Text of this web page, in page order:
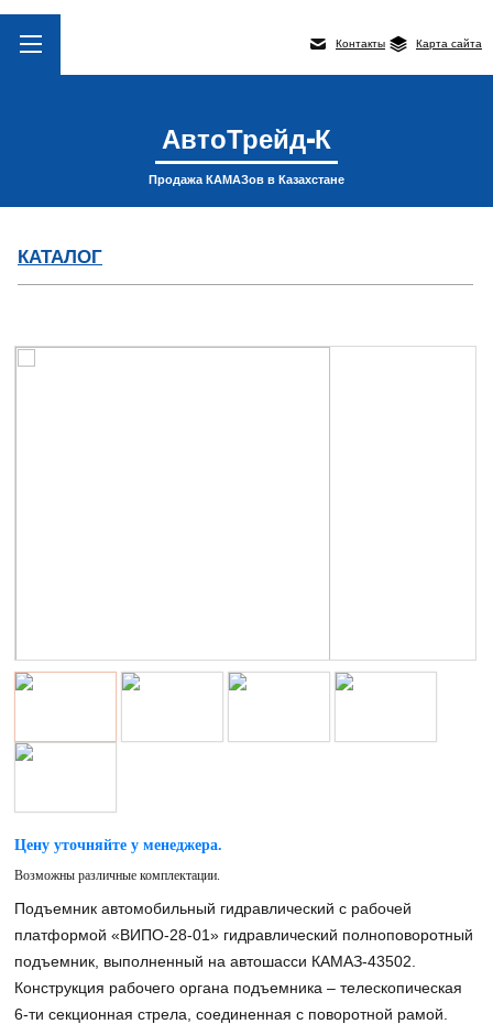
Контакты Карта сайта
АвтоТрейд-К
Продажа КАМАЗов в Казахстане
КАТАЛОГ
Цену уточняйте у менеджера.
Возможны различные комплектации.
Подъемник автомобильный гидравлический с рабочей
платформой «ВИПО-28-01» гидравлический полноповоротный
подъемник, выполненный на автошасси КАМАЗ-43502.
Конструкция рабочего органа подъемника – телескопическая
6-ти секционная стрела, соединенная с поворотной рамой.